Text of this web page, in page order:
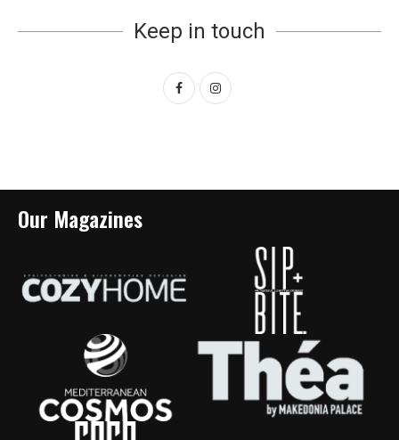
Keep in touch
Our Magazines